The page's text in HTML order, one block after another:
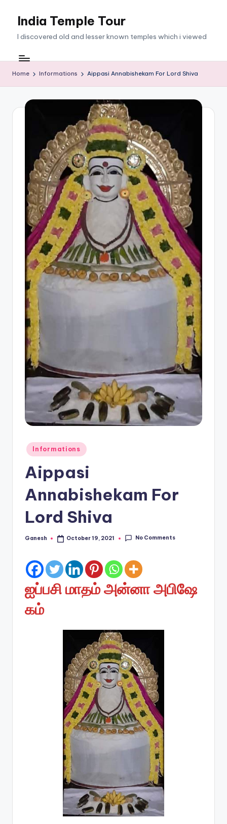
India Temple Tour
I discovered old and lesser known temples which i viewed
Home Informations Aippasi Annabishekam For Lord Shiva
Posted
in
Informations
Aippasi
Annabishekam For
Lord Shiva
Posted
Ganesh October 19, 2021 No Comments
ஐப்பசி மாதம் அன்னா அபிஷே
கம்